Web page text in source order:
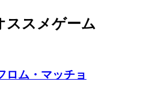
ススメゲーム
ロム・マッチョ